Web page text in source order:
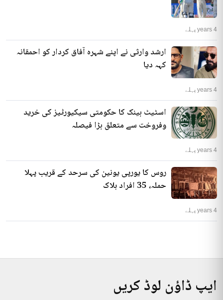
4 years پہلے
ارشد وارثی نے اپنے شہرہ آفاق کردار کو احمقانہ
کہہ دیا
4 years پہلے
اسٹیٹ بینک کا حکومتی سیکیورٹیز کی خرید
وفروخت سے متعلق بڑا فیصلہ
4 years پہلے
روس کا یورپی یونین کی سرحد کے قریب پہلا
حملہ، 35 افراد ہلاک
4 years پہلے
ایپ ڈاؤن لوڈ کریں